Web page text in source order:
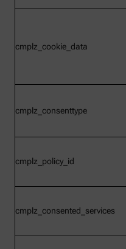
cmplz_cookie_data
cmplz_consenttype
cmplz_policy_id
cmplz_consented_services